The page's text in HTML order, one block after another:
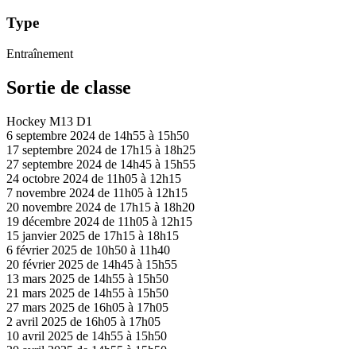
Type
Entraînement
Sortie de classe
Hockey M13 D1
6 septembre 2024 de 14h55 à 15h50
17 septembre 2024 de 17h15 à 18h25
27 septembre 2024 de 14h45 à 15h55
24 octobre 2024 de 11h05 à 12h15
7 novembre 2024 de 11h05 à 12h15
20 novembre 2024 de 17h15 à 18h20
19 décembre 2024 de 11h05 à 12h15
15 janvier 2025 de 17h15 à 18h15
6 février 2025 de 10h50 à 11h40
20 février 2025 de 14h45 à 15h55
13 mars 2025 de 14h55 à 15h50
21 mars 2025 de 14h55 à 15h50
27 mars 2025 de 16h05 à 17h05
2 avril 2025 de 16h05 à 17h05
10 avril 2025 de 14h55 à 15h50